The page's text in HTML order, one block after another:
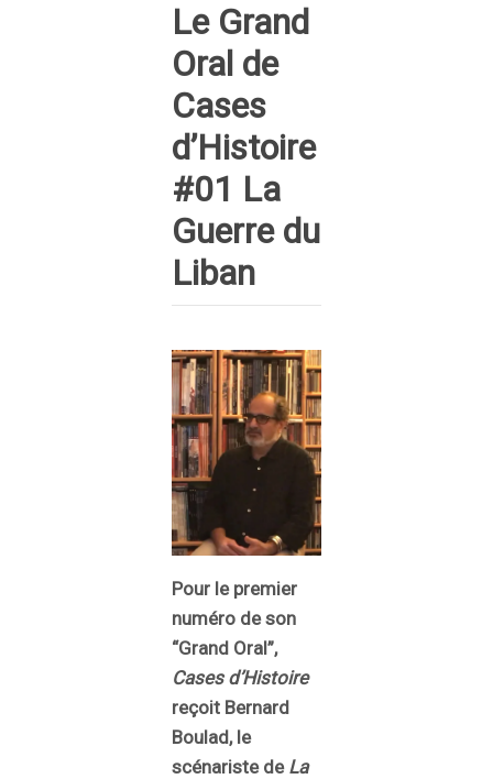
Le Grand
Oral de
Cases
d’Histoire
#01 La
Guerre du
Liban
Pour le premier
numéro de son
“Grand Oral”,
Cases d’Histoire
reçoit Bernard
Boulad, le
scénariste de La